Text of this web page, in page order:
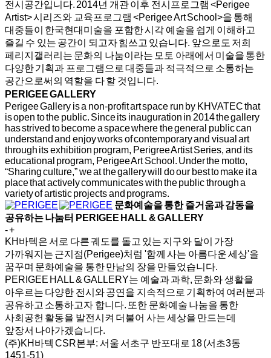
전시공간입니다. 2014년 개관 이후 전시프로그램 <Perigee
Artist> 시리즈와 교육프로그램 <Perigee Art School>을 통해
대중들이 한국현대미술을 포함한 시각 예술을 쉽게 이해하고
즐길 수 있는 공간이 되고자 힘쓰고 있습니다. 앞으로도 저희
페리지갤러리는 문화의 나눔이라는 모토 아래에서 미술을 통한
다양한 기획과 프로그램으로 대중들과 적극적으로 소통하는
공간으로써의 역할을 다 할 것입니다.
PERIGEE GALLERY
Perigee Gallery is a non-profit art space run by KHVATEC that
is open to the public. Since its inauguration in 2014 the gallery
has strived to become a space where the general public can
understand and enjoy works of contemporary and visual art
through its exhibition program, Perigree Artist Series, and its
educational program, Perigee Art School. Under the motto,
“Sharing culture,” we at the gallery will do our best to make it a
place that actively communicates with the public through a
variety of artistic projects and programs.
문화예술을 통한 즐거움과 감동을
공유하는 나눔터 PERIGEE HALL & GALLERY
-+
KH바텍은 서로 다른 궤도를 돌고 있는 지구와 달이 가장
가까워지는 근지점(Perigee)처럼 '함께 사는 아름다운 세상'을
꿈꾸며 문화예술을 통한 만남의 장을 만들었습니다.
PERIGEE HALL & GALLERY는 예술과 과학, 문화와 생활을
아우르는 다양한 전시와 공연을 지속적으로 기획하여 여러분과
공유하고 소통하고자 합니다. 또한 문화예술 나눔을 통한
사회공헌 활동을 발전시켜 더불어 사는 세상을 만드는데
앞장서 나아가겠습니다.
(주)KH바텍 CSR본부: 서울 서초구 반포대로 18 (서초3동
1451-51)